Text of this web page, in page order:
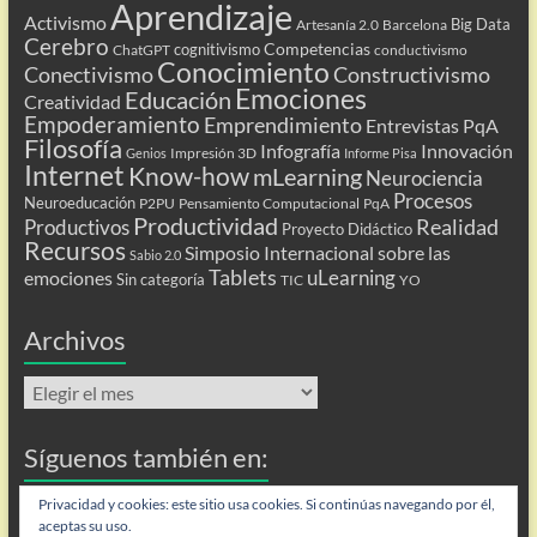
Activismo Aprendizaje Artesanía 2.0 Barcelona Big Data
Cerebro ChatGPT cognitivismo Competencias conductivismo
ConectivismoConocimientoConstructivismo
Creatividad Educación Emociones
Empoderamiento Emprendimiento Entrevistas PqA
Filosofía Genios Impresión 3D Infografía Informe Pisa Innovación
Internet Know-howmLearning Neurociencia
Neuroeducación P2PU Pensamiento Computacional PqA Procesos
Productivos Productividad Proyecto Didáctico Realidad
Recursos Sabio 2.0 Simposio Internacional sobre las
emociones Sin categoría Tablets TIC uLearning YO
Archivos
Archivos
Síguenos también en:
Flip
Privacidad y cookies: este sitio usa cookies. Si continúas navegando por él,
aceptas su uso.